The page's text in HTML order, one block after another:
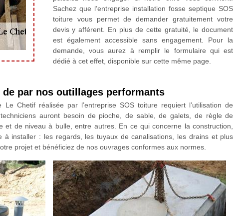
Sachez que l’entreprise installation fosse septique SOS
toiture vous permet de demander gratuitement votre
devis y afférent. En plus de cette gratuité, le document
est également accessible sans engagement. Pour la
demande, vous aurez à remplir le formulaire qui est
dédié à cet effet, disponible sur cette même page.
par nos outillages performants
Chetif réalisée par l’entreprise SOS toiture requiert l’utilisation de
auront besoin de pioche, de sable, de galets, de règle de
et de niveau à bulle, entre autres. En ce qui concerne la construction,
installer : les regards, les tuyaux de canalisations, les drains et plus
projet et bénéficiez de nos ouvrages conformes aux normes.